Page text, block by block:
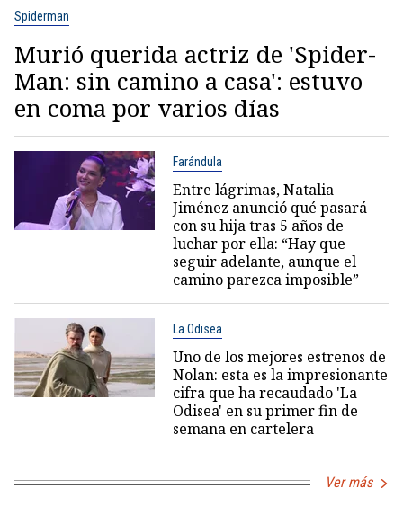
Spiderman
Murió querida actriz de 'Spider-
Man: sin camino a casa': estuvo
en coma por varios días
Farándula
Entre lágrimas, Natalia
Jiménez anunció qué pasará
con su hija tras 5 años de
luchar por ella: “Hay que
seguir adelante, aunque el
camino parezca imposible”
La Odisea
Uno de los mejores estrenos de
Nolan: esta es la impresionante
cifra que ha recaudado 'La
Odisea' en su primer fin de
semana en cartelera
Ver más